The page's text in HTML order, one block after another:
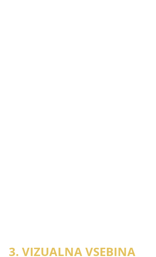
3. VIZUALNA VSEBINA